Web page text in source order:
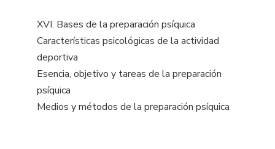
XVI. Bases de la preparación psíquica
Características psicológicas de la actividad
deportiva
Esencia, objetivo y tareas de la preparación
psíquica
Medios y métodos de la preparación psíquica